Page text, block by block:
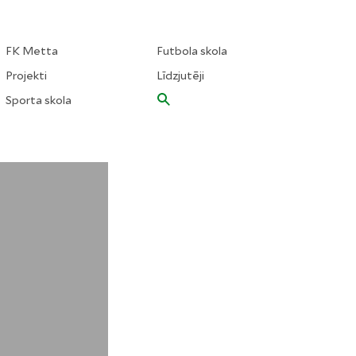
FK Metta
Projekti
Sporta skola
Futbola skola
Līdzjutēji